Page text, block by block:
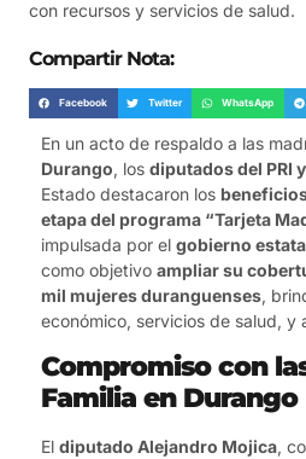
con recursos y servicios de salud.
Compartir Nota:
Facebook Twitter WhatsApp
En un acto de respaldo a las
Durango, los diputados del PRI
Estado destacaron los
etapa del programa “Tarjeta
impulsada por el gobierno
como objetivo ampliar su
mil mujeres duranguenses,
económico, servicios de salud, y
Compromiso con
Familia en Durango
El diputado Alejandro Mojica,